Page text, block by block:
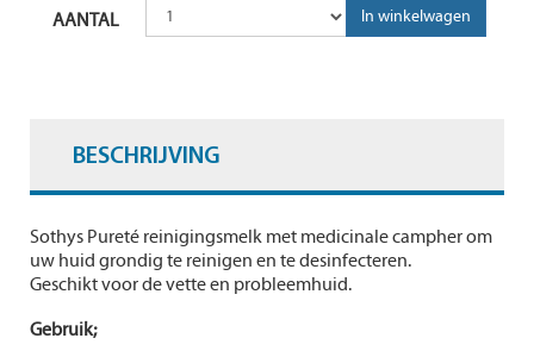
AANTAL
BESCHRIJVING
Sothys Pureté reinigingsmelk met medicinale campher om
uw huid grondig te reinigen en te desinfecteren.
Geschikt voor de vette en probleemhuid.
Gebruik;